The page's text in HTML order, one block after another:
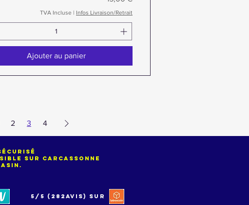
TVA Incluse | Infos Livraison/Retrait
Ajouter au panier
2 3 4
sur carcassonne
5/5 (282avis) sur